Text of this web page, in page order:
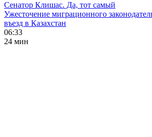
Сенатор Клишас. Да, тот самый
Ужесточение миграционного
въезд в Казахстан
06:33
24 мин